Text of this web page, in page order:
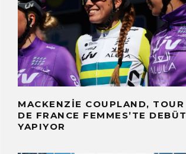
MACKENZIE COUPLAND, TOUR
DE FRANCE FEMMES’TE DEBÜT
YAPIYOR